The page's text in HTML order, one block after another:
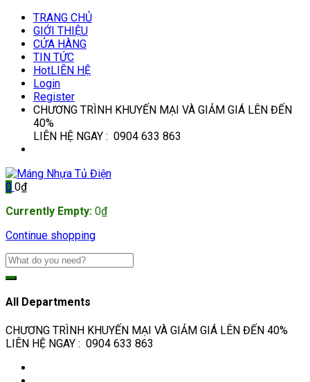
TRANG CHỦ
GIỚI THIỆU
CỬA HÀNG
TIN TỨC
HotLIÊN HỆ
Login
Register
CHƯƠNG TRÌNH KHUYẾN MẠI VÀ GIẢM GIÁ LÊN ĐẾN
40%
LIÊN HỆ NGAY : 0904 633 863
0 0₫
Currently Empty: 0₫
Continue shopping
All Departments
CHƯƠNG TRÌNH KHUYẾN MẠI VÀ GIẢM GIÁ LÊN ĐẾN 40%
LIÊN HỆ NGAY : 0904 633 863